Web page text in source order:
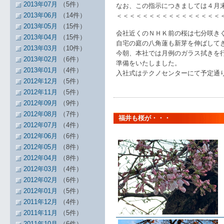
なお、この指示につきましては４月
＜＜＜＜＜＜＜＜＜＜＜＜＜＜＜
会社近くのＮＨＫ前の桜は七分咲き
自宅の庭の八角蓮も新芽を伸ばして
今朝、本社では月例のガラス拭きを
準備をいたしました。
入社式はテクノセンターにて予定通
福井も桜が・・・
2013年07月
（5件）
2013年06月
（14件）
2013年05月
（15件）
2013年04月
（15件）
2013年03月
（10件）
2013年02月
（6件）
2013年01月
（4件）
2012年12月
（5件）
2012年11月
（5件）
2012年09月
（9件）
2012年08月
（7件）
2012年07月
（4件）
2012年06月
（6件）
2012年05月
（8件）
2012年04月
（8件）
2012年03月
（4件）
2012年02月
（6件）
2012年01月
（5件）
2011年12月
（4件）
2011年11月
（5件）